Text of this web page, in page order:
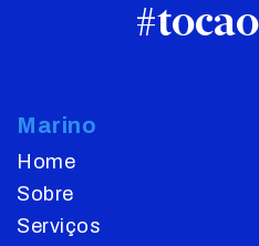
Marino
Home
Sobre
Serviços